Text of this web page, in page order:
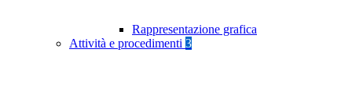
Rappresentazione grafica
Attività e procedimenti 3